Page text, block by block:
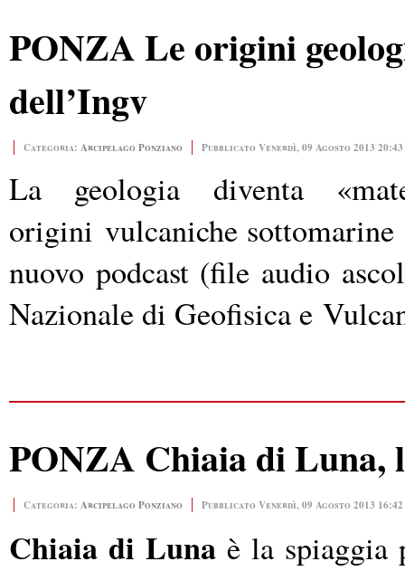
PONZA Le origini
dell’Ingv
Categoria: Arcipelago Ponziano Pubblicato Venerdì, 09 Agosto 2013 20:43
La geologia diventa
origini vulcaniche
nuovo podcast (file audio
Nazionale di Geofisica e
PONZA Chiaia di Luna,
Categoria: Arcipelago Ponziano Pubblicato Venerdì, 09 Agosto 2013 16:42
Chiaia di Lunaè la spiaggia